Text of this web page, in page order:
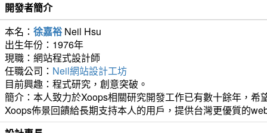
開發者簡介
本名： 徐嘉裕 Neil Hsu
出生年份：1976年
現職：網站程式設計師
任職公司： Neil網站設計工坊
目前興趣：程式研究，創意突破。
簡介：本人致力於Xoops相關研究開發工作已有數十餘年，
Xoops佈景回饋給長期支持本人的用戶，提供台灣更優質的